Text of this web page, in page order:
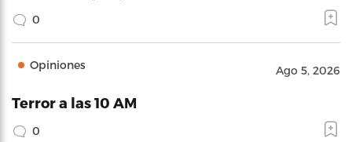
0
Opiniones Ago 5, 2026
Terror a las 10 AM
0